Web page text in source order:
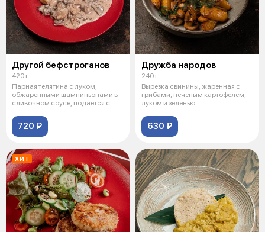
Другой бефстроганов
420 г
Парная телятина с луком,
обжаренными шампиньонами в
сливочном соусе, подается с
720 ₽
Дружба народов
240 г
Вырезка свинины, жаренная с
грибами, печеным картофелем,
луком и зеленью
630 ₽
ХИТ